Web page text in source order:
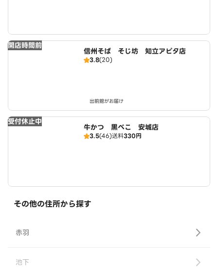
開店時間前
信州そば そじ坊 知立アピタ店
3.8(20)
出前館がお届け
受付休止中
牛かつ 黒べこ 安城店
3.5(46)送料330円
その他の住所から探す
赤羽
池下